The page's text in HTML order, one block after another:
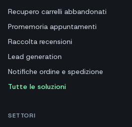
Recupero carrelli abbandonati
Promemoria appuntamenti
Raccolta recensioni
Lead generation
Notifiche ordine e spedizione
Tutte le soluzioni
SETTORI